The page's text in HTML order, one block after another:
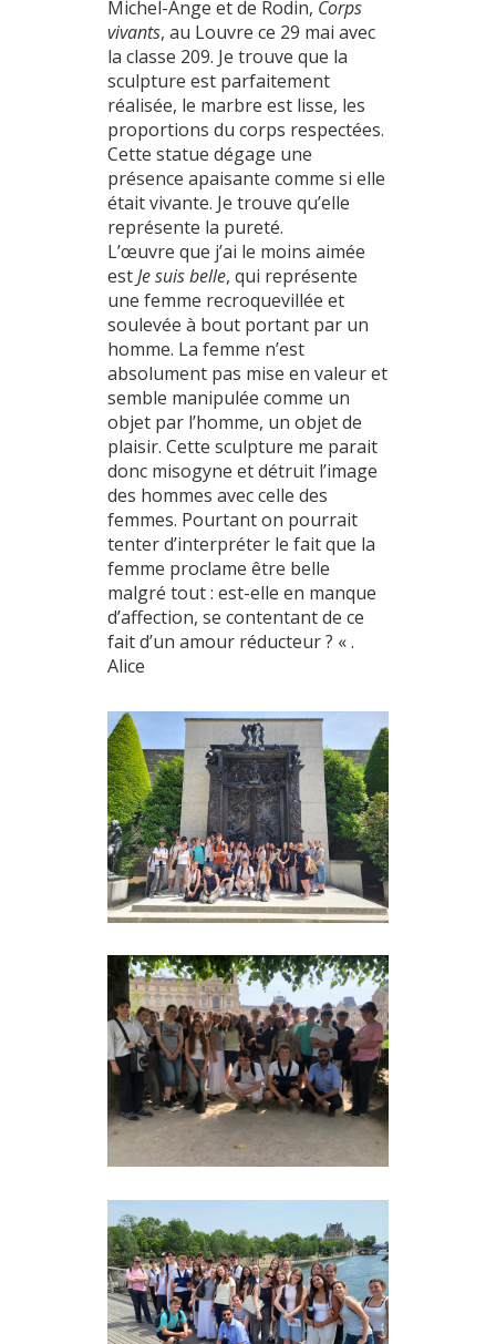
Michel-Ange et de Rodin, Corps
vivants, au Louvre ce 29 mai avec
la classe 209. Je trouve que la
sculpture est parfaitement
réalisée, le marbre est lisse, les
proportions du corps respectées.
Cette statue dégage une
présence apaisante comme si elle
était vivante. Je trouve qu’elle
représente la pureté.
L’œuvre que j’ai le moins aimée
estJe suis belle, qui représente
une femme recroquevillée et
soulevée à bout portant par un
homme. La femme n’est
absolument pas mise en valeur et
semble manipulée comme un
objet par l’homme, un objet de
plaisir. Cette sculpture me parait
donc misogyne et détruit l’image
des hommes avec celle des
femmes. Pourtant on pourrait
tenter d’interpréter le fait que la
femme proclame être belle
malgré tout : est-elle en manque
d’affection, se contentant de ce
fait d’un amour réducteur ? « .
Alice